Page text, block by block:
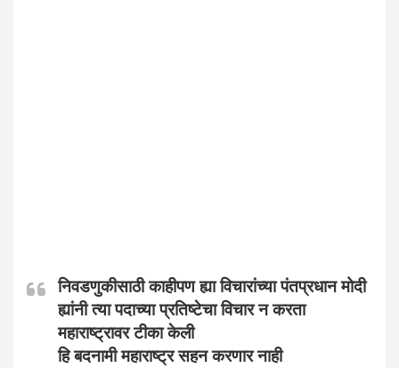
निवडणुकीसाठी काहीपण ह्या विचारांच्या पंतप्रधान मोदी
ह्यांनी त्या पदाच्या प्रतिष्टेचा विचार न करता
महाराष्ट्रावर टीका केली
हि बदनामी महाराष्ट्र सहन करणार नाही